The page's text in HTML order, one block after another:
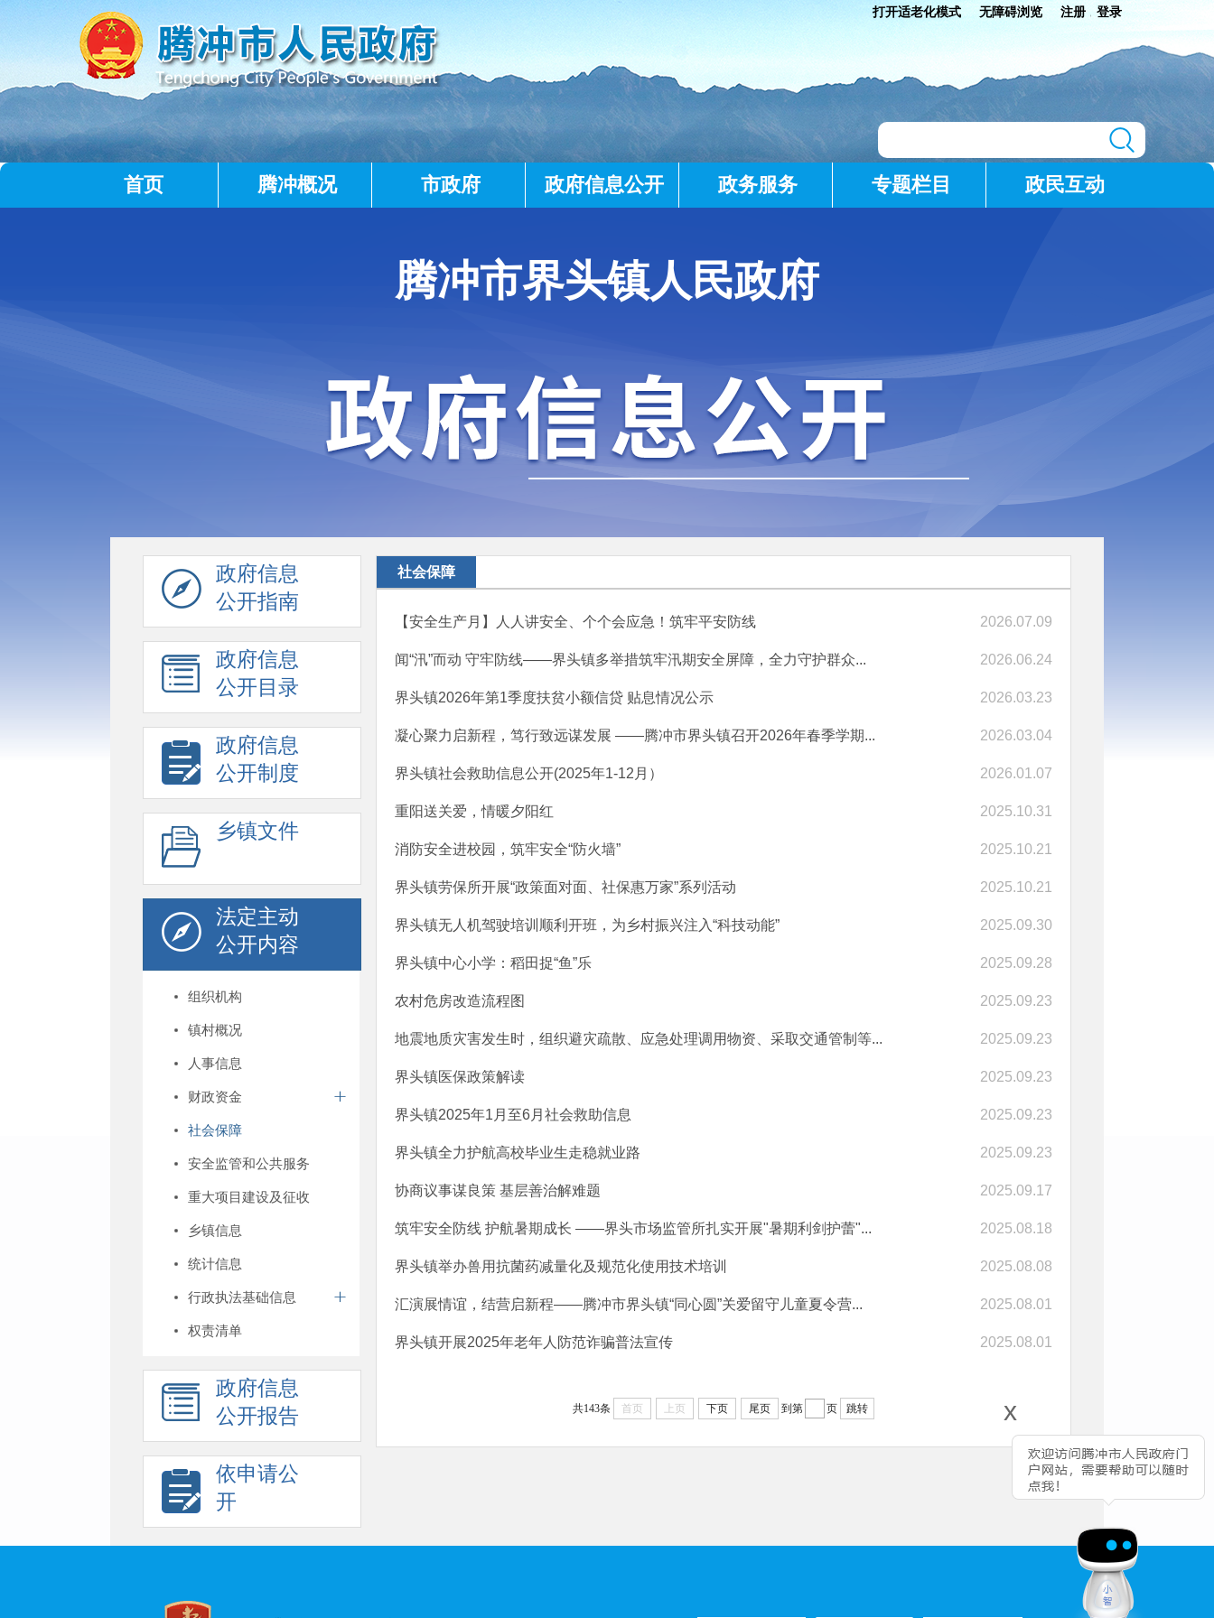
打开适老化模式 无障碍浏览 注册 登录
x
首页 腾冲概况 市政府 政府信息公开 政务服务 专题栏目 政民互动
腾冲市界头镇人民政府
政府信息
公开指南
政府信息
公开目录
政府信息
公开制度
乡镇文件
法定主动
公开内容
组织机构
镇村概况
人事信息
财政资金
社会保障
安全监管和公共服务
重大项目建设及征收
乡镇信息
统计信息
行政执法基础信息
权责清单
政府信息
公开报告
依申请公
开
社会保障
【安全生产月】人人讲安全、个个会应急！筑牢平安防线 2026.07.09
闻“汛”而动 守牢防线——界头镇多举措筑牢汛期安全屏障，全力守护群众... 2026.06.24
界头镇2026年第1季度扶贫小额信贷 贴息情况公示 2026.03.23
凝心聚力启新程，笃行致远谋发展 ——腾冲市界头镇召开2026年春季学期... 2026.03.04
界头镇社会救助信息公开(2025年1-12月） 2026.01.07
重阳送关爱，情暖夕阳红 2025.10.31
消防安全进校园，筑牢安全“防火墙” 2025.10.21
界头镇劳保所开展“政策面对面、社保惠万家”系列活动 2025.10.21
界头镇无人机驾驶培训顺利开班，为乡村振兴注入“科技动能” 2025.09.30
界头镇中心小学：稻田捉“鱼”乐 2025.09.28
农村危房改造流程图 2025.09.23
地震地质灾害发生时，组织避灾疏散、应急处理调用物资、采取交通管制等... 2025.09.23
界头镇医保政策解读 2025.09.23
界头镇2025年1月至6月社会救助信息 2025.09.23
界头镇全力护航高校毕业生走稳就业路 2025.09.23
协商议事谋良策 基层善治解难题 2025.09.17
筑牢安全防线 护航暑期成长 ——界头市场监管所扎实开展"暑期利剑护蕾"... 2025.08.18
界头镇举办兽用抗菌药减量化及规范化使用技术培训 2025.08.08
汇演展情谊，结营启新程——腾冲市界头镇“同心圆”关爱留守儿童夏令营... 2025.08.01
界头镇开展2025年老年人防范诈骗普法宣传 2025.08.01
共143条 首页 上页 下页 尾页 到第 页 跳转